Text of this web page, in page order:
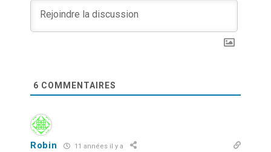
6 COMMENTAIRES
Robin 11 années il y a